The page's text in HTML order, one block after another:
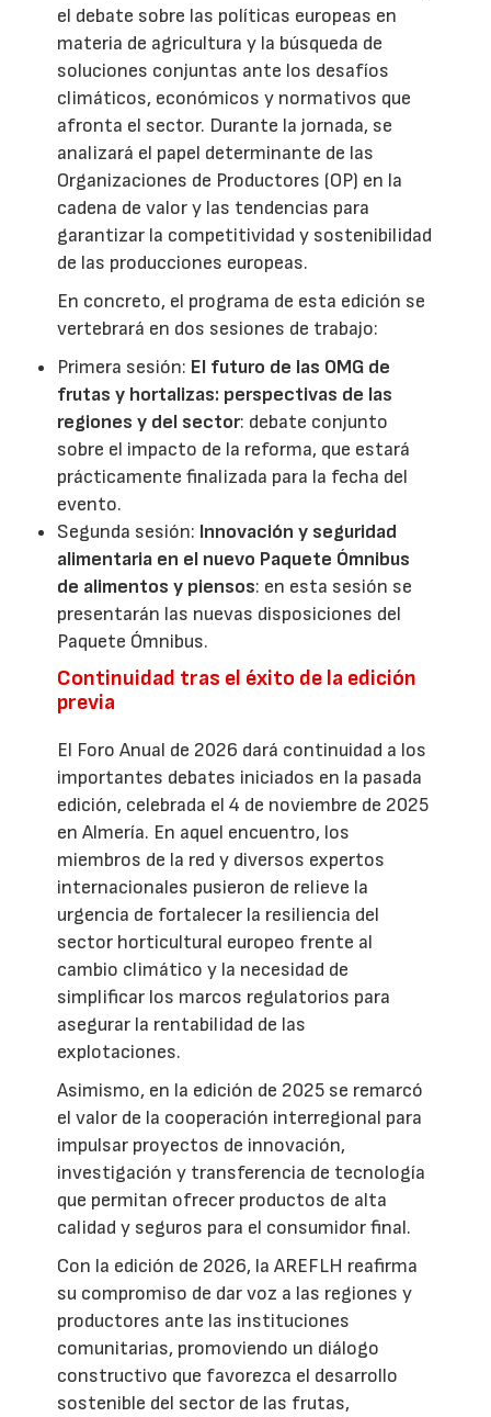
el debate sobre las políticas europeas en
materia de agricultura y la búsqueda de
soluciones conjuntas ante los desafíos
climáticos, económicos y normativos que
afronta el sector. Durante la jornada, se
analizará el papel determinante de las
Organizaciones de Productores (OP) en la
cadena de valor y las tendencias para
garantizar la competitividad y sostenibilidad
de las producciones europeas.
En concreto, el programa de esta edición se
vertebrará en dos sesiones de trabajo:
Primera sesión: El futuro de las OMG de
frutas y hortalizas: perspectivas de las
regiones y del sector: debate conjunto
sobre el impacto de la reforma, que estará
prácticamente finalizada para la fecha del
evento.
Segunda sesión: Innovación y seguridad
alimentaria en el nuevo Paquete Ómnibus
de alimentos y piensos: en esta sesión se
presentarán las nuevas disposiciones del
Paquete Ómnibus.
Continuidad tras el éxito de la edición
previa
El Foro Anual de 2026 dará continuidad a los
importantes debates iniciados en la pasada
edición, celebrada el 4 de noviembre de 2025
en Almería. En aquel encuentro, los
miembros de la red y diversos expertos
internacionales pusieron de relieve la
urgencia de fortalecer la resiliencia del
sector horticultural europeo frente al
cambio climático y la necesidad de
simplificar los marcos regulatorios para
asegurar la rentabilidad de las
explotaciones.
Asimismo, en la edición de 2025 se remarcó
el valor de la cooperación interregional para
impulsar proyectos de innovación,
investigación y transferencia de tecnología
que permitan ofrecer productos de alta
calidad y seguros para el consumidor final.
Con la edición de 2026, la AREFLH reafirma
su compromiso de dar voz a las regiones y
productores ante las instituciones
comunitarias, promoviendo un diálogo
constructivo que favorezca el desarrollo
sostenible del sector de las frutas,